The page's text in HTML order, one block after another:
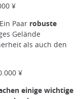
¥
Ein Paar robuste
Gelände
als auch den
¥
einige wichtige